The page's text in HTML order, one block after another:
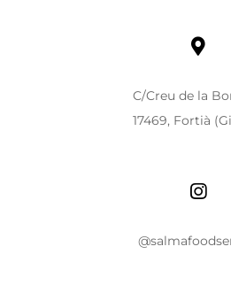
C/Creu de la
17469, Fortià